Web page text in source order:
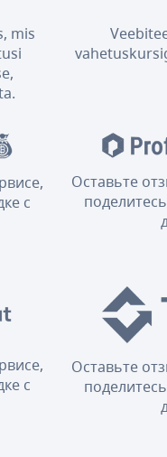
mis
с
Оставьте
с
Оставьте